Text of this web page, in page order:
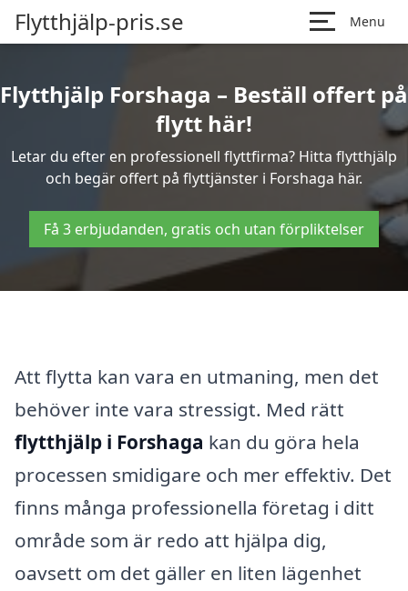
Flytthjälp-pris.se Menu
Flytthjälp Forshaga – Beställ offert på
flytt här!
Letar du efter en professionell flyttfirma? Hitta flytthjälp
och begär offert på flyttjänster i Forshaga här.
Få 3 erbjudanden, gratis och utan förpliktelser
Att flytta kan vara en utmaning, men det
behöver inte vara stressigt. Med rätt
flytthjälp i Forshaga kan du göra hela
processen smidigare och mer effektiv. Det
finns många professionella företag i ditt
område som är redo att hjälpa dig,
oavsett om det gäller en liten lägenhet